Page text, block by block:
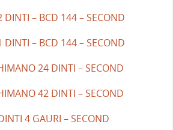
DINTI – BCD 144 – SECOND
DINTI – BCD 144 – SECOND
24 DINTI – SECOND
42 DINTI – SECOND
4 GAURI – SECOND